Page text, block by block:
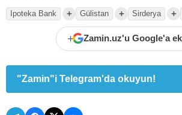
Ipoteka Bank + Gülistan + Sirderya +
+ Zamin.uz'u Google'a
"Zamin"i Telegram'da okuyun!